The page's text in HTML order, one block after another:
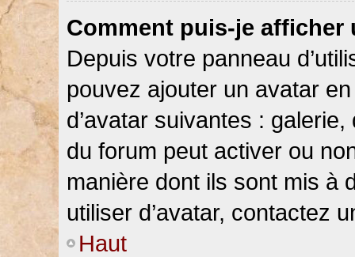
Comment puis-je afficher
Depuis votre panneau
pouvez ajouter un avatar
d’avatar suivantes :
du forum peut activer ou
manière dont ils sont mis à
utiliser d’avatar, contactez
Haut